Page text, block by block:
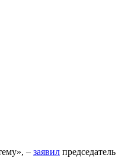
– заявил председатель